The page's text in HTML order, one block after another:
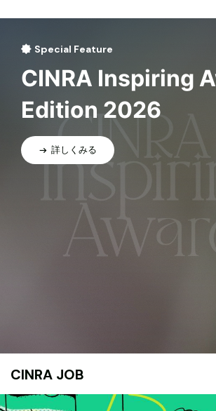
Special Feature
CINRA Inspiring
Edition 2026
詳しくみる
CINRA JOB